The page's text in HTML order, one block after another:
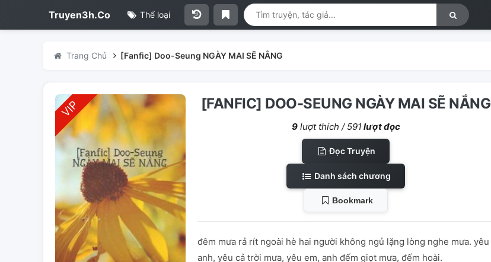
Truyen3h.Co Thể loại
Trang Chủ [Fanfic] Doo-Seung NGÀY MAI SẼ NẮNG
[FANFIC] DOO-SEUNG NGÀY MAI SẼ NẮNG
9lượt thích / 591 lượt đọc
Đọc Truyện
Danh sách chương
Bookmark
đêm mưa rả rít ngoài hè hai người không ngủ lặng lòng nghe mưa. yêu
anh, yêu cả trời mưa, yêu em, anh đếm giọt mưa, đếm hoài.